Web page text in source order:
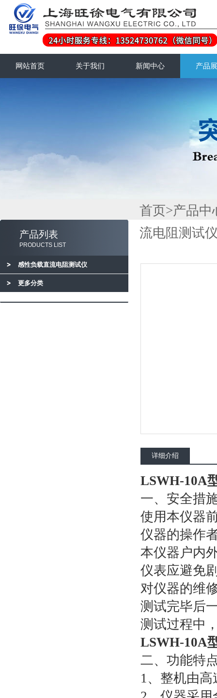
网站首页 关于我们 新闻中心 产品
产品列表
PRODUCTS LIST
感性负载直流电阻测试仪
更多分类
首页>产品中
流电阻测试
详细介绍
LSWH-10A
一、安全措
使用本仪器
仪器的操作
本仪器户内
仪表应避免
对仪器的维
测试完毕后
测试过程中
LSWH-10A
二、功能特
1、整机由